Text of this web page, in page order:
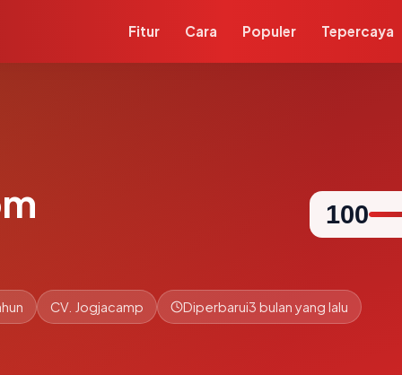
Fitur Cara Populer Tepercaya
100
CV. Jogjacamp Diperbarui3 bulan yang lalu